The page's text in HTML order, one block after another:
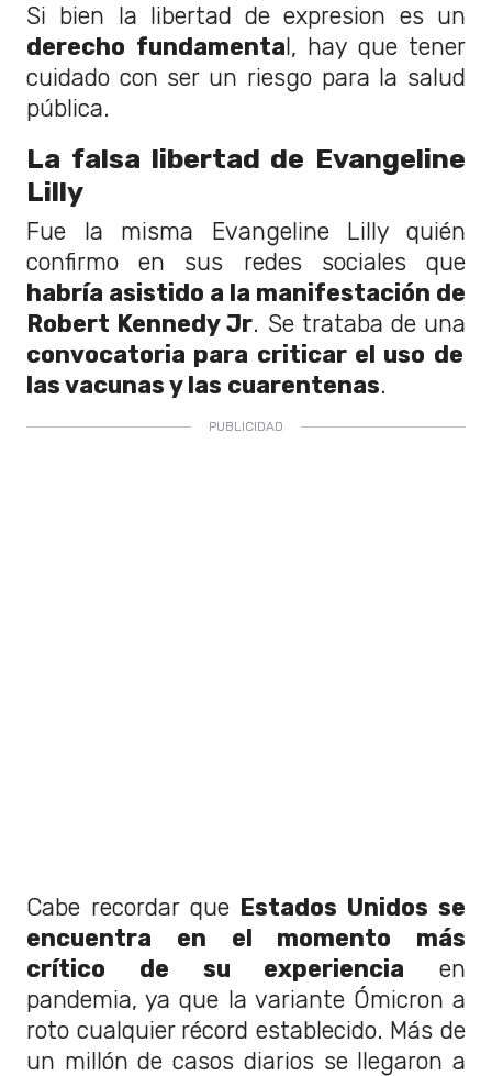
Si bien la libertad de expresion es un
derecho fundamental, hay que tener
cuidado con ser un riesgo para la salud
pública.
La falsa libertad de Evangeline
Lilly
Fue la misma Evangeline Lilly quién
confirmo en sus redes sociales que
habría asistido a la manifestación de
Robert Kennedy Jr. Se trataba de una
convocatoria para criticar el uso de
las vacunas y las cuarentenas.
Cabe recordar que Estados Unidos se
encuentra en el momento más
crítico de su experiencia en
pandemia, ya que la variante Ómicron a
roto cualquier récord establecido. Más de
un millón de casos diarios se llegaron a